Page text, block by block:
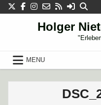
Skip
to
Holger
MENU